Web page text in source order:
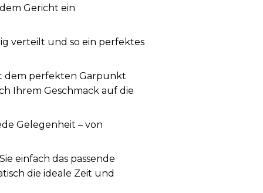
Gericht ein
verteilt und so ein perfektes
dem perfekten Garpunkt
Ihrem Geschmack auf die
Gelegenheit – von
einfach das passende
die ideale Zeit und